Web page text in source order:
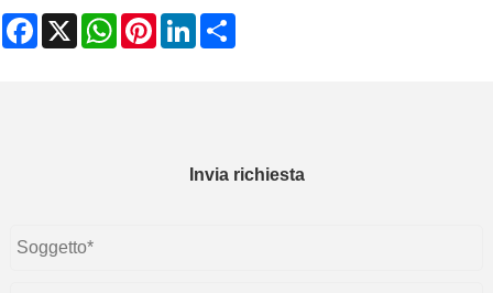
Facebook
X WhatsAppPinterestLinkedIn
Invia richiesta